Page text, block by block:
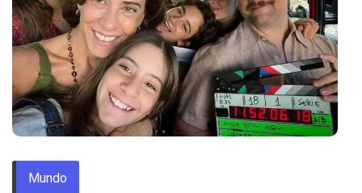
Mundo